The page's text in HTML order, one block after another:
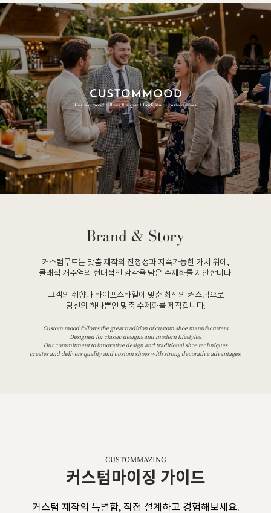
커스텀무드는 맞춤 제작의 진정성과 지속가능한 가치 위에,
클래식 캐주얼의 현대적인 감각을 담은 수제화를 제안합니다.
고객의 취향과 라이프스타일에 맞춘 최적의 커스텀으로
당신의 하나뿐인 맞춤 수제화를 제작합니다.
Custom mood follows the great tradition of custom shoe manufacturers
Designed for classic designs and modern lifestyles.
Our commitment to innovative design and traditional shoe techniques
creates and delivers quality and custom shoes with strong decorative advantages.
CUSTOMMAZING
커스텀마이징 가이드
커스텀 제작의 특별함, 직접 설계하고 경험해보세요.